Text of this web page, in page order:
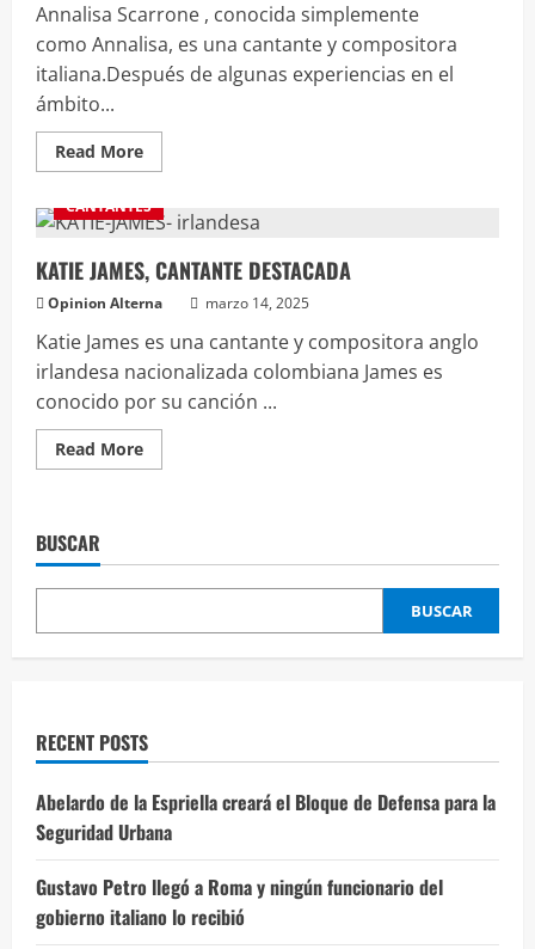
Annalisa Scarrone , conocida simplemente
como Annalisa, es una cantante y compositora
italiana.Después de algunas experiencias en el
ámbito...
Read More
CANTANTES
KATIE JAMES, CANTANTE DESTACADA
Opinion Alterna marzo 14, 2025
Katie James es una cantante y compositora anglo
irlandesa nacionalizada colombiana​ James es
conocido por su canción ...
Read More
BUSCAR
BUSCAR
RECENT POSTS
Abelardo de la Espriella creará el Bloque de Defensa para la
Seguridad Urbana
Gustavo Petro llegó a Roma y ningún funcionario del
gobierno italiano lo recibió